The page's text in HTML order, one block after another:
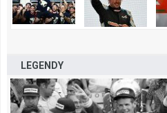
LEGENDY